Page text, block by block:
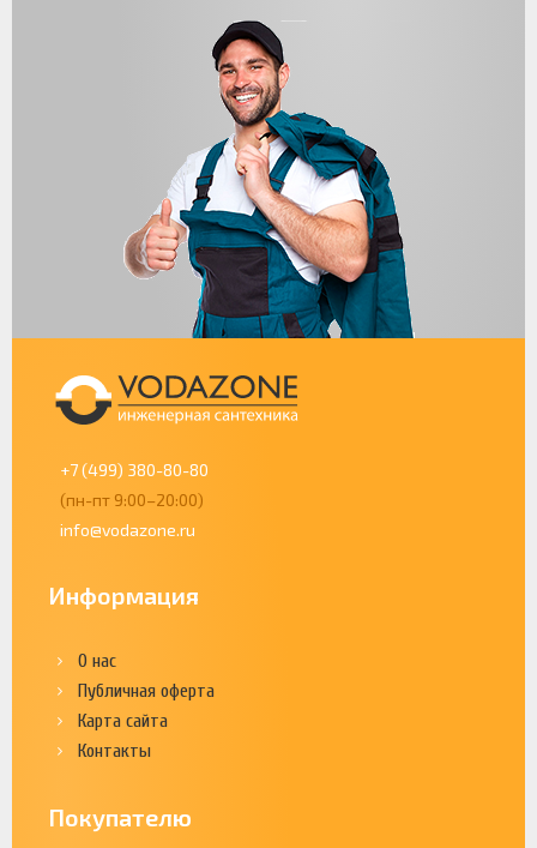
+7 (499) 380-80-80
(пн-пт 9:00–20:00)
info@vodazone.ru
Информация
О нас
Публичная оферта
Карта сайта
Контакты
Покупателю